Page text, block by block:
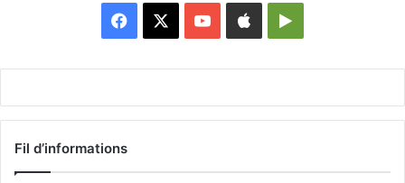
Facebook YouTubeAppleGoogle
Fil d’informations